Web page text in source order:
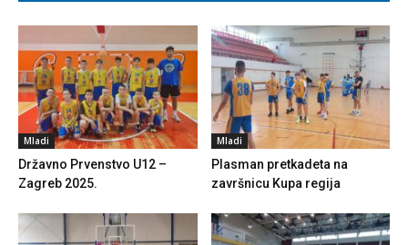
Mladi
Državno Prvenstvo U12 –
Zagreb 2025.
Mladi
Plasman pretkadeta na
završnicu Kupa regija